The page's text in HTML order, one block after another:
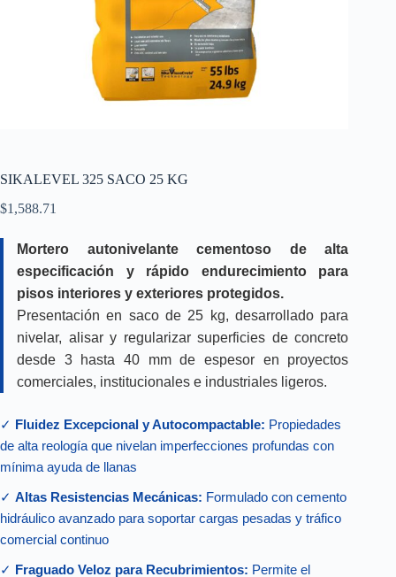
SIKALEVEL 325 SACO 25 KG
$1,588.71
Mortero autonivelante cementoso de alta
especificación y rápido endurecimiento para
pisos interiores y exteriores protegidos.
Presentación en saco de 25 kg, desarrollado para
nivelar, alisar y regularizar superficies de concreto
desde 3 hasta 40 mm de espesor en proyectos
comerciales, institucionales e industriales ligeros.
✓ Fluidez Excepcional y Autocompactable: Propiedades
de alta reología que nivelan imperfecciones profundas con
mínima ayuda de llanas
✓ Altas Resistencias Mecánicas: Formulado con cemento
hidráulico avanzado para soportar cargas pesadas y tráfico
comercial continuo
✓ Fraguado Veloz para Recubrimientos: Permite el